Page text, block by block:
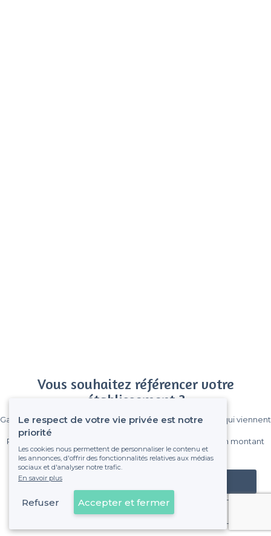
Vous souhaitez référencer votre
établissement ?
Gagnez de nombreux clients parmi le million de visiteurs qui viennent
Pas de commissions et sans engagement, vous payez un montant
fixe sans risque de voir déraper la facture.
Référencer mon établissement
Déjà client
Le respect de votre vie privée est notre
priorité
Les cookies nous permettent de personnaliser le contenu et
les annonces, d'offrir des fonctionnalités relatives aux médias
sociaux et d'analyser notre trafic.
En savoir plus
Refuser Accepter et fermer